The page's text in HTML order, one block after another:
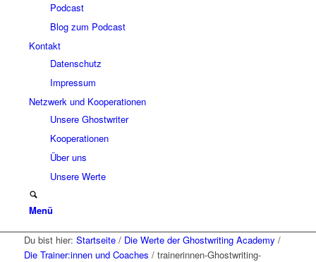
Podcast
Blog zum Podcast
Kontakt
Datenschutz
Impressum
Netzwerk und Kooperationen
Unsere Ghostwriter
Kooperationen
Über uns
Unsere Werte
Menü
Du bist hier: Startseite / Die Werte der Ghostwriting Academy /
Die Trainer:innen und Coaches / trainerinnen-Ghostwriting-